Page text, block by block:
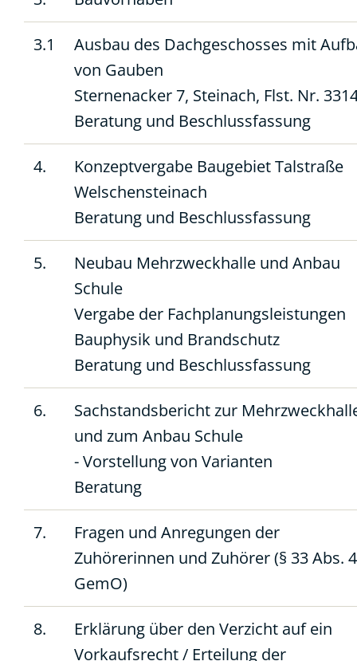
3.1
Ausbau des Dachgeschosses mit
von Gauben
Sternenacker 7, Steinach, Flst. Nr.
Beratung und Beschlussfassung
4.
Konzeptvergabe Baugebiet Talstraße
Welschensteinach
Beratung und Beschlussfassung
5.
Neubau Mehrzweckhalle und Anbau
Schule
Vergabe der Fachplanungsleistungen
Bauphysik und Brandschutz
Beratung und Beschlussfassung
6.
Sachstandsbericht zur
und zum Anbau Schule
- Vorstellung von Varianten
Beratung
7.
Fragen und Anregungen der
Zuhörerinnen und Zuhörer (§ 33 Abs. 4
GemO)
8.
Erklärung über den Verzicht auf ein
Vorkaufsrecht / Erteilung der